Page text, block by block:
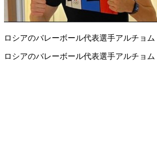
ロシアのバレーボール代表選手アルチョ
ロシアのバレーボール代表選手アルチョ